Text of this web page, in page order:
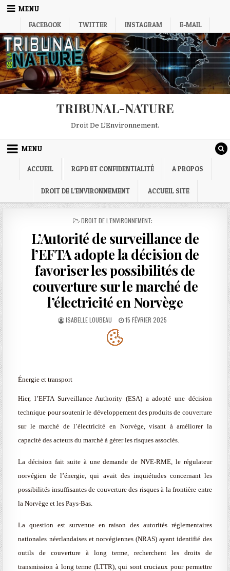
Skip
MENU
FACEBOOK
TWITTER INSTAGRAM E-MAIL
TRIBUNAL-NATURE
Droit De L'Environnement.
MENU
ACCUEIL RGPD ET CONFIDENTIALITÉ A PROPOS
DROIT DE L’ENVIRONNEMENT ACCUEIL SITE
POSTED
DROIT DE L'ENVIRONNEMENT:
L’Autorité de surveillance de
l’EFTA adopte la décision de
favoriser les possibilités de
couverture sur le marché de
l’électricité en Norvège
AUTHOR:
ISABELLE LOUBEAU
PUBLISHED
15 FÉVRIER 2025
Énergie et transport
Hier, l’EFTA Surveillance Authority (ESA) a adopté une décision
technique pour soutenir le développement des produits de couverture
sur le marché de l’électricité en Norvège, visant à améliorer la
capacité des acteurs du marché à gérer les risques associés.
La décision fait suite à une demande de NVE-RME, le régulateur
norvégien de l’énergie, qui avait des inquiétudes concernant les
possibilités insuffisantes de couverture des risques à la frontière entre
la Norvège et les Pays-Bas.
La question est survenue en raison des autorités réglementaires
nationales néerlandaises et norvégiennes (NRAS) ayant identifié des
outils de couverture à long terme, recherchent les droits de
transmission à long terme (LTTR), qui sont cruciaux pour permettre